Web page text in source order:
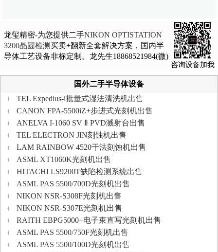
龙玺精密-为您提供二手NIKON OPTISTATION
3200晶圆检测买卖+翻新全套解决方案，国内半
导体工艺设备非标定制。龙先生18868521984(微)
咨询设备加我
国外二手半导体设备
TEL Expedius-i批量式湿法清洗机出售
CANON FPA-5500iZ+步进式光刻机出售
ANELVA I-1060 SV Ⅱ PVD溅射台出售
TEL ELECTRON JIN刻蚀机出售
LAM RAINBOW 4520干法刻蚀机出售
ASML XT1060K光刻机出售
HITACHI LS9200T缺陷检测系统出售
ASML PAS 5500/700D光刻机出售
NIKON NSR-S308F光刻机出售
NIKON NSR-S307E光刻机出售
RAITH EBPG5000+电子束直写光刻机出售
ASML PAS 5500/750F光刻机出售
ASML PAS 5500/100D光刻机出售